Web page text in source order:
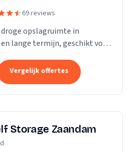
69 reviews
opslagruimte in
lange termijn, geschikt voor
Vergelijk offertes
Storage Zaandam